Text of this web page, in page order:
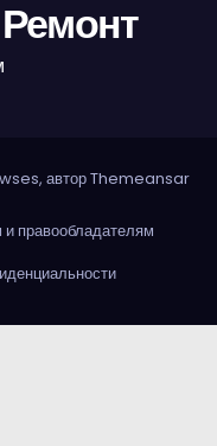
авторThemeansar
правообладателям